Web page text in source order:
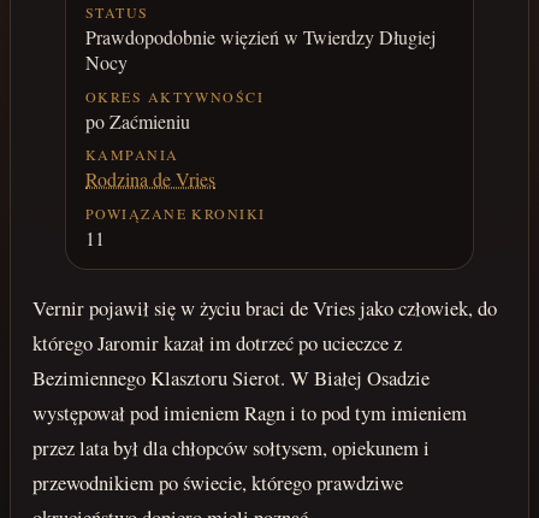
STATUS
Prawdopodobnie więzień w Twierdzy Długiej
Nocy
OKRES AKTYWNOŚCI
po Zaćmieniu
KAMPANIA
Rodzina de Vries
POWIĄZANE KRONIKI
11
Vernir pojawił się w życiu braci de Vries jako człowiek, do
którego Jaromir kazał im dotrzeć po ucieczce z
Bezimiennego Klasztoru Sierot. W Białej Osadzie
występował pod imieniem Ragn i to pod tym imieniem
przez lata był dla chłopców sołtysem, opiekunem i
przewodnikiem po świecie, którego prawdziwe